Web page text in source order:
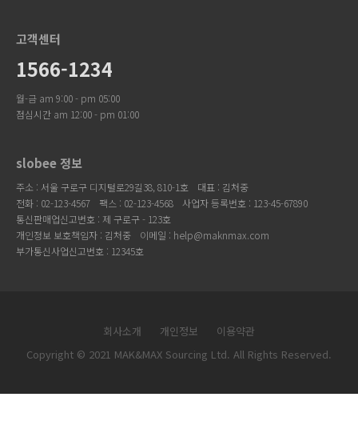
고객센터
1566-1234
월-금 am 9:00 - pm 05:00
점심시간 am 12:00 - pm 01:00
slobee 정보
주소 : 서울 구로구 디지털로29길38, 810-1호
대표 : 김처중
전화 : 02-123-4567
팩스 : 02-123-4568
사업자 등록번호 : 123-45-67890
통신판매업신고번호 : 제 구로구 - 123호
개인정보 보호책임자 : 김처중
이메일 : help@maknmax.com
부가통신사업신고번호 : 12345호
회사소개 개인정보
이용약관
Copyright © 2021 MAK&MAX Sourcing Ltd. All Rights Reserved.